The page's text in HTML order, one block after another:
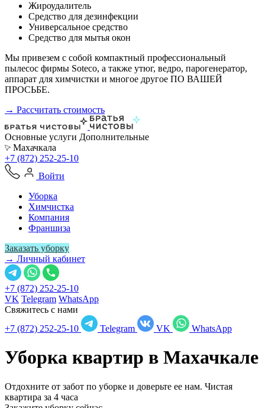
Жироудалитель
Средство для дезинфекции
Универсальное средство
Средство для мытья окон
Мы привезем с собой компактный профессиональный
пылесос фирмы Soteco, а также утюг, ведро, парогенератор,
аппарат для химчистки и многое другое ПО ВАШЕЙ
ПРОСЬБЕ.
→ Рассчитать стоимость
Основные услуги Дополнительные
Махачкала
+7 (872) 252-25-10
Войти
Уборка
Химчистка
Компания
Франшиза
Заказать уборку
→ Личный кабинет
+7 (872) 252-25-10
VK Telegram WhatsApp
Свяжитесь с нами
+7 (872) 252-25-10
Telegram VK WhatsApp
Уборка квартир в Махачкале
Отдохните от забот по уборке и доверьте ее нам. Чистая
квартира за 4 часа